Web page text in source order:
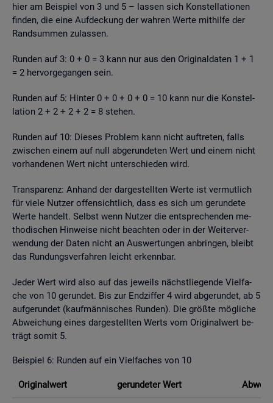
hier am Bei­spiel von 3 und 5 – las­sen sich Kon­stel­la­tio­nen
fin­den, die eine Auf­de­ckung der wah­ren Werte mit­hil­fe der
Rand­sum­men zu­las­sen.
Run­den auf 3: 0 + 0 = 3 kann nur aus den Ori­gi­nal­da­ten 1 + 1
= 2 her­vor­ge­gan­gen sein.
Run­den auf 5: Hin­ter 0 + 0 + 0 + 0 = 10 kann nur die Kon­stel­
la­ti­on 2 + 2 + 2 + 2 = 8 ste­hen.
Run­den auf 10: Die­ses Pro­blem kann nicht auf­tre­ten, falls
zwi­schen einem auf null ab­ge­run­de­ten Wert und einem nicht
vor­han­de­nen Wert nicht un­ter­schie­den wird.
Trans­pa­renz: An­hand der dar­ge­stell­ten Werte ist ver­mut­lich
für viele Nut­zer of­fen­sicht­lich, dass es sich um ge­run­de­te
Werte han­delt. Selbst wenn Nut­zer die ent­spre­chen­den me­
tho­di­schen Hin­wei­se nicht be­ach­ten oder in der Wei­ter­ver­
wen­dung der Daten nicht an Aus­wer­tun­gen an­brin­gen, bleibt
das Run­dungs­ver­fah­ren leicht er­kenn­bar.
Jeder Wert wird also auf das je­weils nächst­lie­gen­de Viel­fa­
che von 10 ge­run­det. Bis zur End­zif­fer 4 wird ab­ge­run­det, ab 5
auf­ge­run­det (kauf­män­ni­sches Run­den). Die grö­ß­te mög­li­che
Ab­wei­chung eines dar­ge­stell­ten Werts vom Ori­gi­nal­wert be­
trägt somit 5.
Bei­spiel 6: Run­den auf ein Viel­fa­ches von 10
Ori­gi­nal­wert ge­run­de­ter Wert